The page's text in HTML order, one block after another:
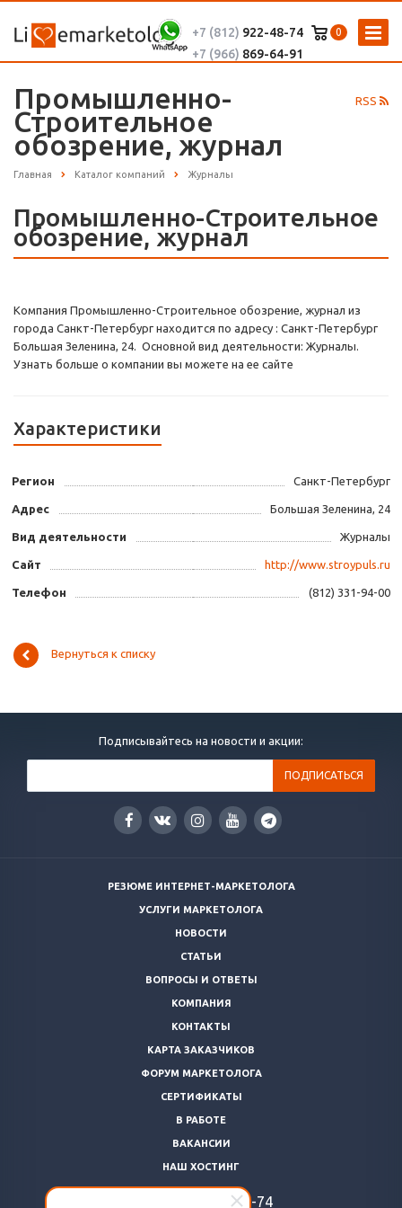
0
+7 (812) 922-48-74
+7 (966) 869-64-91
RSS
Промышленно-
Строительное
обозрение, журнал
Главная Каталог компаний Журналы
Промышленно-Строительное
обозрение, журнал
Компания Промышленно-Строительное обозрение, журнал из
города Санкт-Петербург находится по адресу : Санкт-Петербург
Большая Зеленина, 24. Основной вид деятельности: Журналы.
Узнать больше о компании вы можете на ее сайте
Характеристики
Регион Санкт-Петербург
Адрес Большая Зеленина, 24
Вид деятельности Журналы
Сайт http://www.stroypuls.ru
Телефон (812) 331-94-00
Вернуться к списку
Подписывайтесь на новости и акции:
РЕЗЮМЕ ИНТЕРНЕТ-МАРКЕТОЛОГА
УСЛУГИ МАРКЕТОЛОГА
НОВОСТИ
СТАТЬИ
ВОПРОСЫ И ОТВЕТЫ
КОМПАНИЯ
КОНТАКТЫ
КАРТА ЗАКАЗЧИКОВ
ФОРУМ МАРКЕТОЛОГА
СЕРТИФИКАТЫ
В РАБОТЕ
ВАКАНСИИ
НАШ ХОСТИНГ
922-48-74